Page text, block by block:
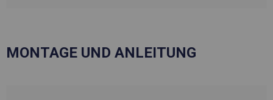
MONTAGE UND ANLEITUNG